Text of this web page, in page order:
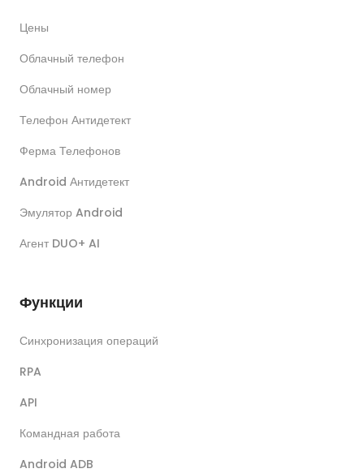
Цены
Облачный телефон
Облачный номер
Телефон Антидетект
Ферма Телефонов
Android Антидетект
Эмулятор Android
Агент DUO+ AI
Функции
Синхронизация операций
RPA
API
Командная работа
Android ADB